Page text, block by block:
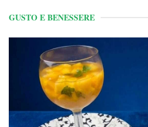
GUSTO E BENESSERE